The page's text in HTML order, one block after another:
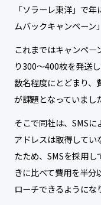
「ソラーレ東洋」で
ムバックキャンペーン
これまではキャンペー
り300～400枚を発送
数名程度にとどまり、
が課題となっていまし
そこで同社は、SMS
アドレスは取得してい
たため、SMSを採用
きに比べて費用を半
ローチできるようにな